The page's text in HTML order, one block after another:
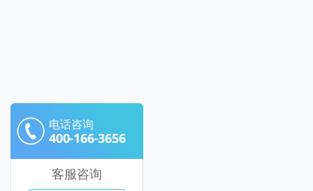
电话咨询
400-166-3656
客服咨询